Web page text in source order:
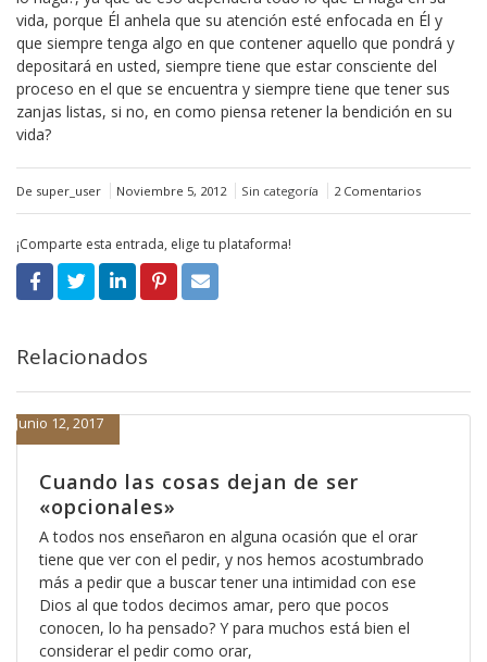
vida, porque Él anhela que su atención esté enfocada en Él y
que siempre tenga algo en que contener aquello que pondrá y
depositará en usted, siempre tiene que estar consciente del
proceso en el que se encuentra y siempre tiene que tener sus
zanjas listas, si no, en como piensa retener la bendición en su
vida?
De super_user Noviembre 5, 2012 Sin categoría 2 Comentarios
¡Comparte esta entrada, elige tu plataforma!
Relacionados
Cuando las cosas dejan de ser
«opcionales»
Junio 12, 2017
A todos nos enseñaron en alguna ocasión que el orar
tiene que ver con el pedir, y nos hemos acostumbrado
más a pedir que a buscar tener una intimidad con ese
Dios al que todos decimos amar, pero que pocos
conocen, lo ha pensado? Y para muchos está bien el
considerar el pedir como orar,